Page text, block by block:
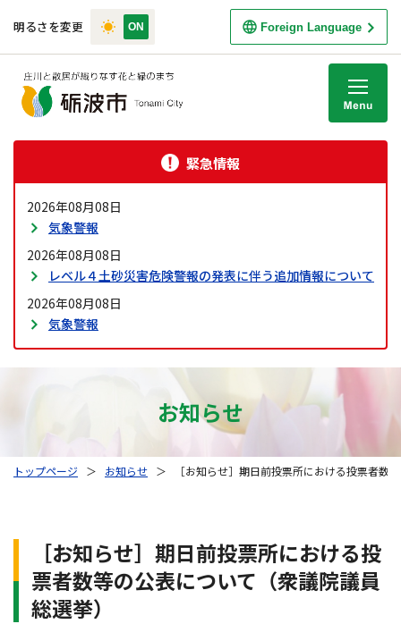
明るさを変更 Foreign Language
緊急情報
2026年08月08日
気象警報
2026年08月08日
レベル４土砂災害危険警報の発表に伴う追加情報について
2026年08月08日
気象警報
お知らせ
トップページ ＞ お知らせ ＞ ［お知らせ］期日前投票所における投票者数
［お知らせ］期日前投票所における投
票者数等の公表について（衆議院議員
総選挙）